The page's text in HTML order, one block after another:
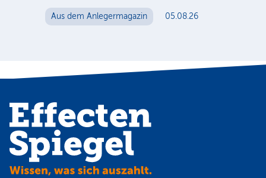
Aus dem Anlegermagazin 05.08.26